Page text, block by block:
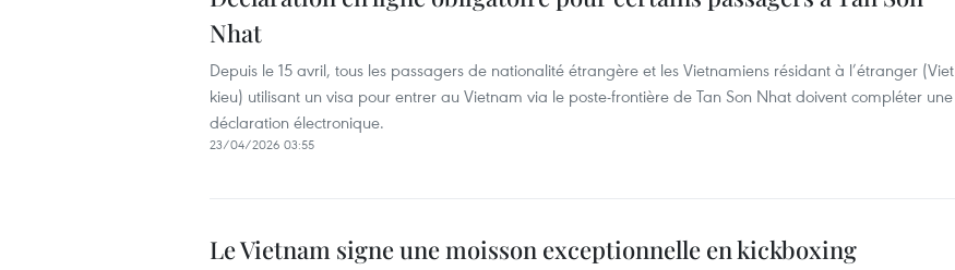
Nhat
Depuis le 15 avril, tous les passagers de nationalité étrangère et les Vietnamiens résidant à l’étranger (Viet
kieu) utilisant un visa pour entrer au Vietnam via le poste-frontière de Tan Son Nhat doivent compléter une
déclaration électronique.
23/04/2026 03:55
Le Vietnam signe une moisson exceptionnelle en kickboxing